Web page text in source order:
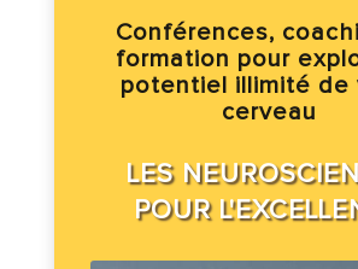
Conférences,
formation pour
potentiel illimité de
cerveau
LES
POUR